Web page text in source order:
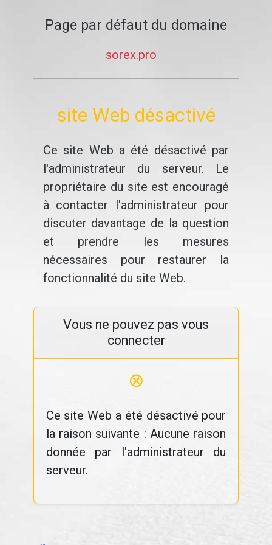
Page par défaut du domaine
sorex.pro
site Web désactivé
Ce site Web a été désactivé par
l'administrateur du serveur. Le
propriétaire du site est encouragé
à contacter l'administrateur pour
discuter davantage de la question
et prendre les mesures
nécessaires pour restaurer la
fonctionnalité du site Web.
Vous ne pouvez pas vous
connecter
⊗
Ce site Web a été désactivé pour
la raison suivante : Aucune raison
donnée par l'administrateur du
serveur.